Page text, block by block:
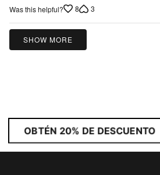
Was this helpful? 8 3
SHOW MORE
OBTÉN 20% DE DESCUENTO